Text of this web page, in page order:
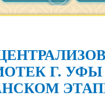
Г.